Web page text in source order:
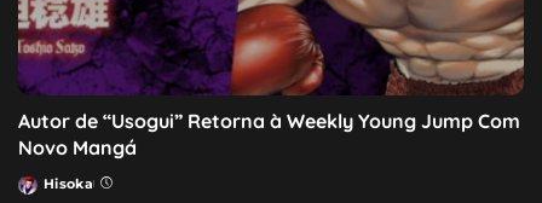
Autor de “Usogui” Retorna à Weekly Young Jump Com
Novo Mangá
Posted
Hisoka